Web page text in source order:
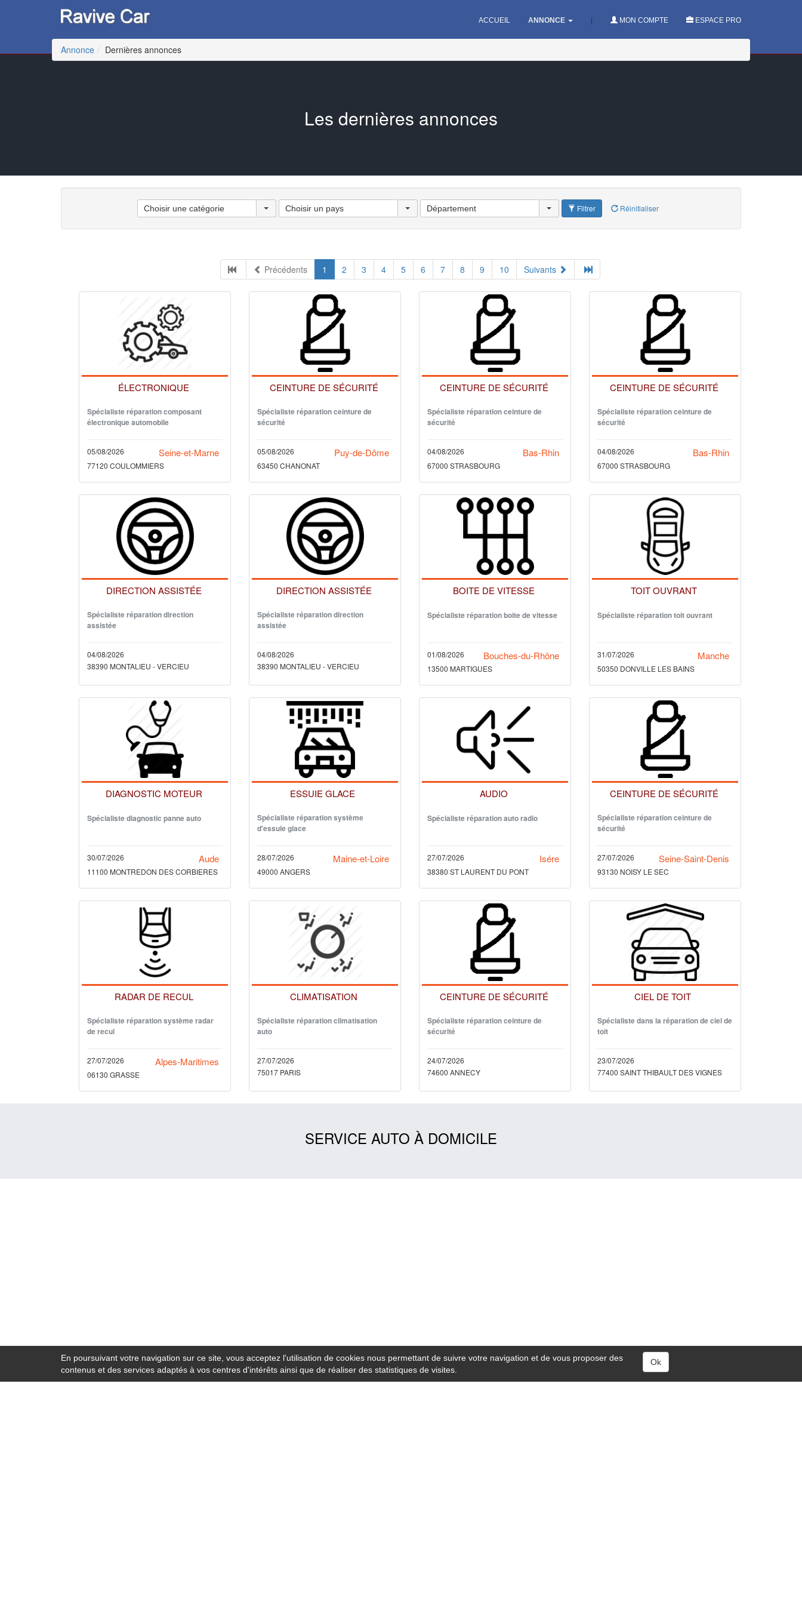
MON COMPTE ESPACE PRO
ACCUEIL ANNONCE
Annonce Dernières annonces
Les dernières annonces
Choisir
une
catégorie
Choisir
un
pays
Département Filtrer Réinitialiser
Précédents 1 2 3 4 5 6 7 8 9 10 Suivants
ÉLECTRONIQUE
Spécialiste réparation composant
électronique automobile
05/08/2026 Seine-et-Marne
77120 COULOMMIERS
CEINTURE DE SÉCURITÉ
Spécialiste réparation ceinture de
sécurité
05/08/2026 Puy-de-Dôme
63450 CHANONAT
CEINTURE DE SÉCURITÉ
Spécialiste réparation ceinture de
sécurité
04/08/2026 Bas-Rhin
67000 STRASBOURG
CEINTURE DE SÉCURITÉ
Spécialiste réparation ceinture de
sécurité
04/08/2026 Bas-Rhin
67000 STRASBOURG
DIRECTION ASSISTÉE
Spécialiste réparation direction
assistée
04/08/2026
38390 MONTALIEU - VERCIEU
DIRECTION ASSISTÉE
Spécialiste réparation direction
assistée
04/08/2026
38390 MONTALIEU - VERCIEU
BOITE DE VITESSE
Spécialiste réparation boite de vitesse
01/08/2026 Bouches-du-Rhône
13500 MARTIGUES
TOIT OUVRANT
Spécialiste réparation toit ouvrant
31/07/2026 Manche
50350 DONVILLE LES BAINS
DIAGNOSTIC MOTEUR
Spécialiste diagnostic panne auto
30/07/2026 Aude
11100 MONTREDON DES CORBIERES
ESSUIE GLACE
Spécialiste réparation système
d'essuie glace
28/07/2026 Maine-et-Loire
49000 ANGERS
AUDIO
Spécialiste réparation auto radio
27/07/2026 Isére
38380 ST LAURENT DU PONT
CEINTURE DE SÉCURITÉ
Spécialiste réparation ceinture de
sécurité
27/07/2026 Seine-Saint-Denis
93130 NOISY LE SEC
RADAR DE RECUL
Spécialiste réparation système radar
de recul
27/07/2026 Alpes-Maritimes
06130 GRASSE
CLIMATISATION
Spécialiste réparation climatisation
auto
27/07/2026
75017 PARIS
CEINTURE DE SÉCURITÉ
Spécialiste réparation ceinture de
sécurité
24/07/2026
74600 ANNECY
CIEL DE TOIT
Spécialiste dans la réparation de ciel de
toit
23/07/2026
77400 SAINT THIBAULT DES VIGNES
SERVICE AUTO À DOMICILE
En poursuivant votre navigation sur ce site, vous acceptez l'utilisation de cookies nous permettant de suivre votre navigation et de vous proposer des
contenus et des services adaptés à vos centres d'intérêts ainsi que de réaliser des statistiques de visites.
Ok